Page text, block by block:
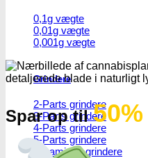
0,1g vægte
0,01g vægte
0,001g vægte
Grindere
2-Parts grindere
3-Parts grindere
4-Parts grindere
5-Parts grindere
Keramiske grindere
Spar op til50%